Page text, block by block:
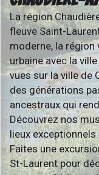
La région
fleuve Saint-
moderne, la
urbaine avec la
vues sur la ville de
des générations
ancestraux qui
Découvrez nos
lieux
Faites une
St-Laurent pour